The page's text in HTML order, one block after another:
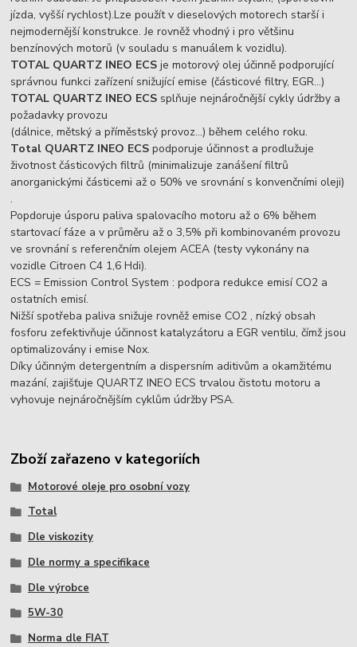
jízda, vyšší rychlost).Lze použít v dieselových motorech starší i
nejmodernější konstrukce. Je rovněž vhodný i pro většinu
benzínových motorů (v souladu s manuálem k vozidlu).
TOTAL QUARTZ INEO ECS je motorový olej účinně podporující
správnou funkci zařízení snižující emise (částicové filtry, EGR…)
TOTAL QUARTZ INEO ECS splňuje nejnáročnější cykly údržby a
požadavky provozu
(dálnice, mětský a příměstský provoz…) během celého roku.
Total QUARTZ INEO ECS podporuje účinnost a prodlužuje
životnost částicových filtrů (minimalizuje zanášení filtrů
anorganickými částicemi až o 50% ve srovnání s konvenčními oleji)
.
Popdoruje úsporu paliva spalovacího motoru až o 6% během
startovací fáze a v průměru až o 3,5% při kombinovaném provozu
ve srovnání s referenčním olejem ACEA (testy vykonány na
vozidle Citroen C4 1,6 Hdi).
ECS = Emission Control System : podpora redukce emisí CO2 a
ostatních emisí.
Nižší spotřeba paliva snižuje rovněž emise CO2 , nízký obsah
fosforu zefektivňuje účinnost katalyzátoru a EGR ventilu, čímž jsou
optimalizovány i emise Nox.
Díky účinným detergentním a dispersním aditivům a okamžitému
mazání, zajišťuje QUARTZ INEO ECS trvalou čistotu motoru a
vyhovuje nejnáročnějším cyklům údržby PSA.
Zboží zařazeno v kategoriích
Motorové oleje pro osobní vozy
Total
Dle viskozity
Dle normy a specifikace
Dle výrobce
5W-30
Norma dle FIAT